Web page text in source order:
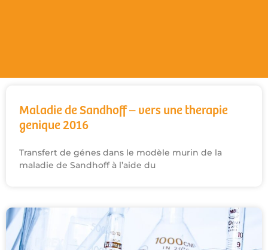
Maladie de Sandhoff – vers une therapie
genique 2016
Transfert de génes dans le modèle murin de la
maladie de Sandhoff à l’aide du